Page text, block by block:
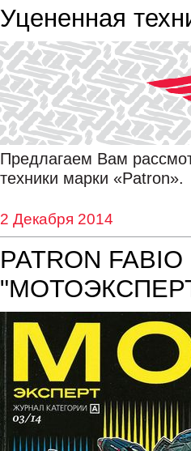
Уцененная
Предлагаем Вам
техники марки «Patron».
2 Декабря 2014
PATRON